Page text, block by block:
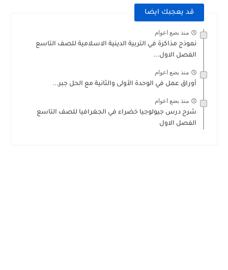
قد يعجبك ايضا
منذ بضع اعوام
نموذج مذاكرة في التربية الدينية الاسلامية للصف التاسع
الفصل الاول...
منذ بضع اعوام
أوراق عمل في الوحدة الأولى والثانية مع الحل جبر...
منذ بضع اعوام
شرح درس جيولوجيا خضراء في الجغرافيا للصف التاسع
الفصل الاول